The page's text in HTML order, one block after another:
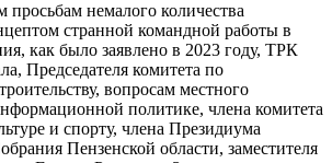
немалого количества
странной командной работы в
как было заявлено в 2023 году, ТРК
Председателя комитета по
вопросам местного
политике, члена комитета
и спорту, члена Президиума
Пензенской области, заместителя